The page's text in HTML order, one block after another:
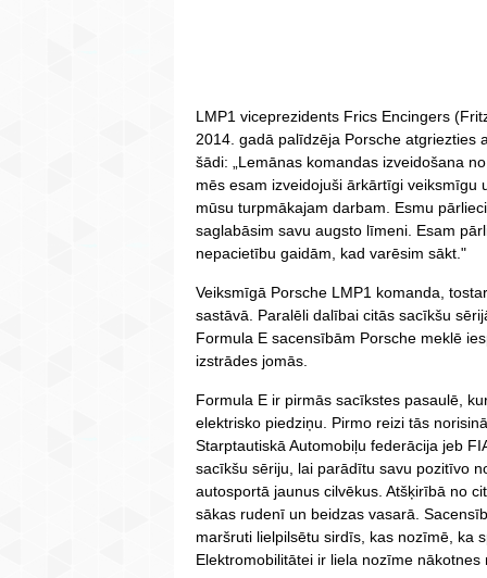
LMP1 viceprezidents Frics Encingers
2014. gadā palīdzēja Porsche atgriezties
šādi: „Lemānas komandas izveidošana
mēs esam izveidojuši ārkārtīgi veiksmīgu
mūsu turpmākajam darbam. Esmu
saglabāsim savu augsto līmeni. Esam
nepacietību gaidām, kad varēsim sākt."
Veiksmīgā Porsche LMP1 komanda,
sastāvā. Paralēli dalībai citās sacīkšu
Formula E sacensībām Porsche meklē
izstrādes jomās.
Formula E ir pirmās sacīkstes pasaulē,
elektrisko piedziņu. Pirmo reizi tās
Starptautiskā Automobiļu federācija jeb
sacīkšu sēriju, lai parādītu savu pozitīvo
autosportā jaunus cilvēkus. Atšķirībā no
sākas rudenī un beidzas vasarā.
maršruti lielpilsētu sirdīs, kas nozīmē, ka
Elektromobilitātei ir liela nozīme